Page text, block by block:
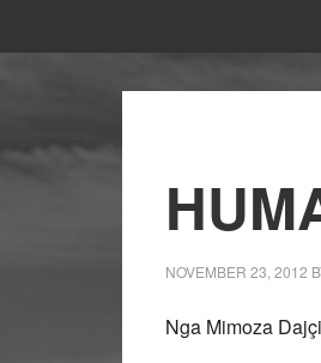
NOVEMBER 23, 2012
Nga Mimoza